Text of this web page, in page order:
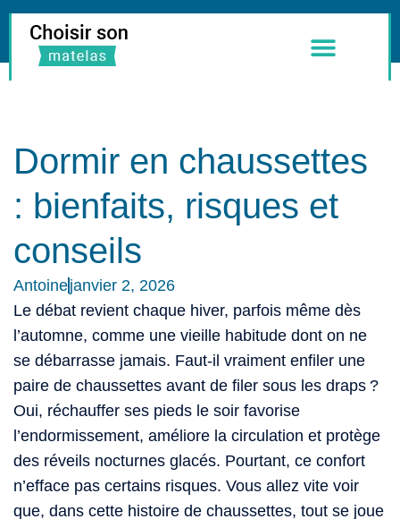
Dormir en chaussettes
: bienfaits, risques et
conseils
Antoinejanvier 2, 2026
Le débat revient chaque hiver, parfois même dès
l’automne, comme une vieille habitude dont on ne
se débarrasse jamais. Faut-il vraiment enfiler une
paire de chaussettes avant de filer sous les draps ?
Oui, réchauffer ses pieds le soir favorise
l’endormissement, améliore la circulation et protège
des réveils nocturnes glacés. Pourtant, ce confort
n’efface pas certains risques. Vous allez vite voir
que, dans cette histoire de chaussettes, tout se joue